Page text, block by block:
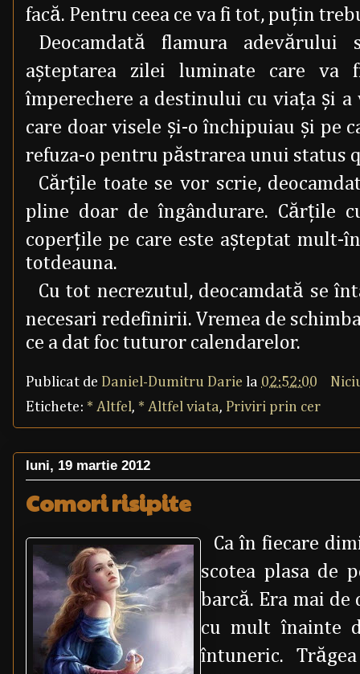
facă. Pentru ceea ce va fi tot, puţin
Deocamdată flamura
aşteptarea zilei luminate care
împerechere a destinului cu viaţa şi
care doar visele şi-o închipuiau şi pe
refuza-o pentru păstrarea unui status
Cărţile toate se vor scrie,
pline doar de îngândurare. Cărţile
coperţile pe care este aşteptat mult-
totdeauna.
Cu tot necrezutul, deocamdată se
necesari redefinirii. Vremea de
ce a dat foc tuturor calendarelor.
Publicat de Daniel-Dumitru Darie la 02:52:00
Etichete: * Altfel, * Altfel viata, Priviri prin cer
luni, 19 martie 2012
Comori risipite
Ca în fiecare
scotea plasa de
barcă. Era mai de
cu mult înainte
întuneric.